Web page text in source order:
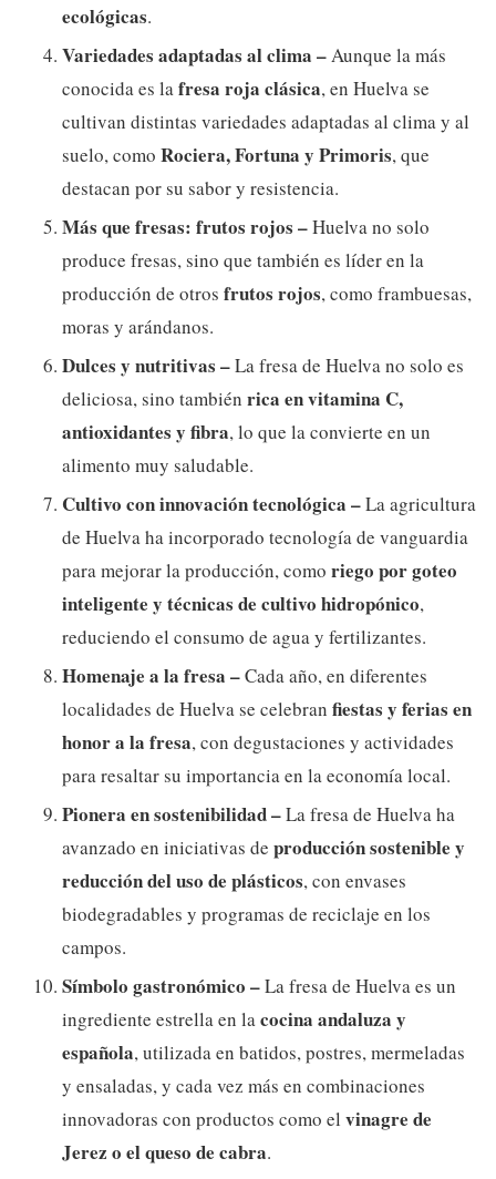
ecológicas.
Variedades adaptadas al clima – Aunque la más
conocida es la fresa roja clásica, en Huelva se
cultivan distintas variedades adaptadas al clima y al
suelo, como Rociera, Fortuna y Primoris, que
destacan por su sabor y resistencia.
Más que fresas: frutos rojos –Huelva no solo
produce fresas, sino que también es líder en la
producción de otros frutos rojos, como frambuesas,
moras y arándanos.
Dulces y nutritivas –La fresa de Huelva no solo es
deliciosa, sino también rica en vitamina C,
antioxidantes y fibra, lo que la convierte en un
alimento muy saludable.
Cultivo con innovación tecnológica –La agricultura
de Huelva ha incorporado tecnología de vanguardia
para mejorar la producción, como riego por goteo
inteligente y técnicas de cultivo hidropónico,
reduciendo el consumo de agua y fertilizantes.
Homenaje a la fresa –Cada año, en diferentes
localidades de Huelva se celebran fiestas y ferias en
honor a la fresa, con degustaciones y actividades
para resaltar su importancia en la economía local.
Pionera en sostenibilidad –La fresa de Huelva ha
avanzado en iniciativas de producción sostenible y
reducción del uso de plásticos, con envases
biodegradables y programas de reciclaje en los
campos.
Símbolo gastronómico –La fresa de Huelva es un
ingrediente estrella en la cocina andaluza y
española, utilizada en batidos, postres, mermeladas
y ensaladas, y cada vez más en combinaciones
innovadoras con productos como el vinagre de
Jerez o el queso de cabra.